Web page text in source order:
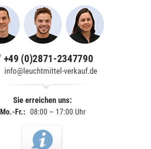
+49 (0)2871-2347790
info@leuchtmittel-verkauf.de
Sie erreichen uns:
Mo.-Fr.: 08:00 – 17:00 Uhr